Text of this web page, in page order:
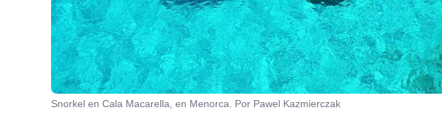
Snorkel en Cala Macarella, en Menorca. Por Pawel Kazmierczak